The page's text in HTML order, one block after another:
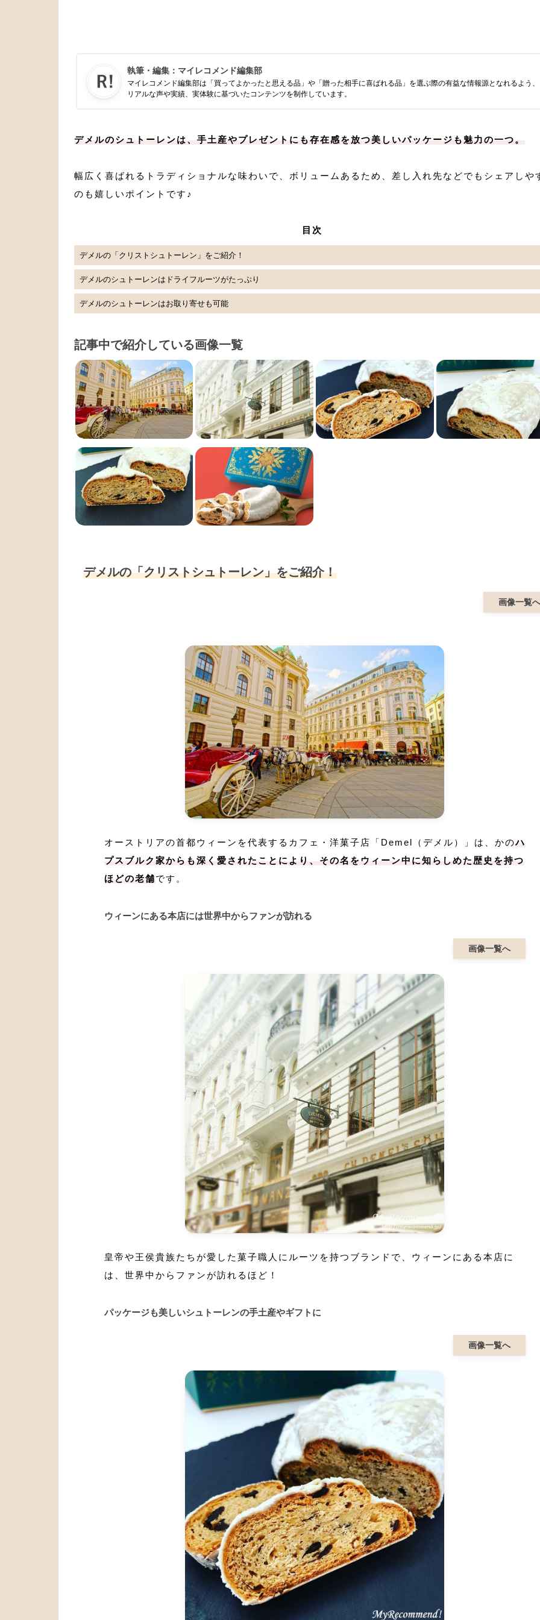
執筆・編集： マイレコメンド編集部
マイレコメンド編集部は「買ってよかったと思える品」や「贈った相手に喜ばれる品」を選ぶ際の有益な情報源となれるよう、
リアルな声や実績、実体験に基づいたコンテンツを制作しています。
デメルのシュトーレンは、手土産やプレゼントにも存在感を放つ美しいパッケージも魅力の一つ。
幅広く喜ばれるトラディショナルな味わいで、ボリュームあるため、差し入れ先などでもシェアしや
のも嬉しいポイントです♪
目次
デメルの「クリストシュトーレン」をご紹介！
デメルのシュトーレンはドライフルーツがたっぷり
デメルのシュトーレンはお取り寄せも可能
記事中で紹介している画像一覧
デメルの「クリストシュトーレン」をご紹介！
画像一覧へ
オーストリアの首都ウィーンを代表するカフェ・洋菓子店「Demel（デメル）」は、かのハ
プスブルク家からも深く愛されたことにより、その名をウィーン中に知らしめた歴史を持つ
ほどの老舗です。
ウィーンにある本店には世界中からファンが訪れる
画像一覧へ
皇帝や王侯貴族たちが愛した菓子職人にルーツを持つブランドで、ウィーンにある本店に
は、世界中からファンが訪れるほど！
パッケージも美しいシュトーレンの手土産やギフトに
画像一覧へ